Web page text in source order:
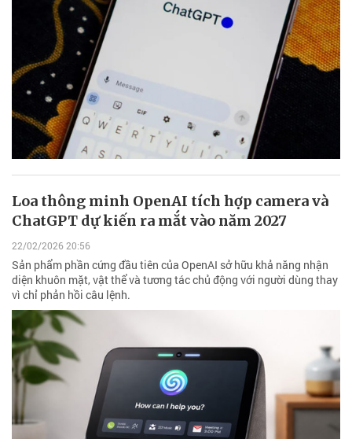
Loa thông minh OpenAI tích hợp camera và
ChatGPT dự kiến ra mắt vào năm 2027
22/02/2026 20:56
Sản phẩm phần cứng đầu tiên của OpenAI sở hữu khả năng nhận
diện khuôn mặt, vật thể và tương tác chủ động với người dùng thay
vì chỉ phản hồi câu lệnh.